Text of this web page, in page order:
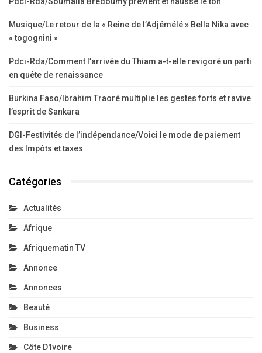
Musique/Le retour de la « Reine de l’Adjémélé » Bella Nika avec
« togognini »
Pdci-Rda/Comment l’arrivée du Thiam a-t-elle revigoré un parti
en quête de renaissance
Burkina Faso/Ibrahim Traoré multiplie les gestes forts et ravive
l’esprit de Sankara
DGI-Festivités de l’indépendance/Voici le mode de paiement
des Impôts et taxes
Catégories
Actualités
Afrique
Afriquematin TV
Annonce
Annonces
Beauté
Business
Côte D'Ivoire